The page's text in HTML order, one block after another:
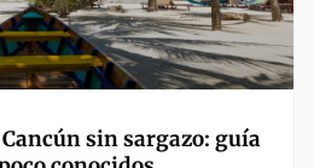
sin sargazo: guía